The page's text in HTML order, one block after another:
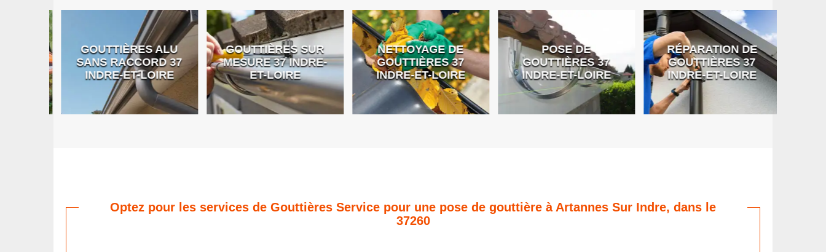
GOUTTIÈRES ALU
SANS RACCORD 37
INDRE-ET-LOIRE
GOUTTIÈRES SUR
MESURE 37 INDRE-
ET-LOIRE
NETTOYAGE DE
GOUTTIÈRES 37
INDRE-ET-LOIRE
POSE DE
GOUTTIÈRES 37
INDRE-ET-LOIRE
RÉPARATION DE
GOUTTIÈRES 37
INDRE-ET-LOIRE
Optez pour les services de Gouttières Service pour une pose de gouttière à Artannes Sur Indre, dans le
37260